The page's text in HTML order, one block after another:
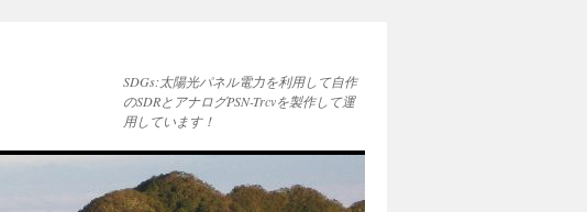
SDGs:太陽光パネル電力を利用して自作
のSDRとアナログPSN-Trcvを製作して運
用しています！